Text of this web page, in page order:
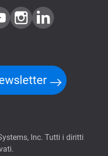
Inc. Tutti i diritti